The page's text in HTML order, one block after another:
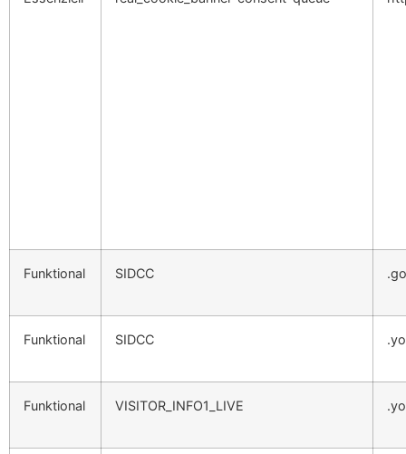
Funktional SIDCC
Funktional SIDCC
Funktional VISITOR_INFO1_LIVE